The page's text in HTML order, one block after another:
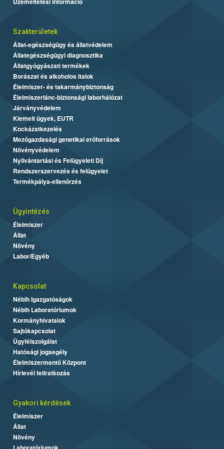
Szakterületek
Állat-egészségügy és állatvédelem
Állategészségügyi diagnosztika
Állatgyógyászati termékek
Borászat és alkoholos italok
Élelmiszer- és takarmánybiztonság
Élelmiszerlánc-biztonsági laborhálózat
Járványvédelem
Kiemelt ügyek, EUTR
Kockázatkezelés
Mezőgazdasági genetikai erőforrások
Növényvédelem
Nyilvántartási és Felügyeleti Díj
Rendszerszervezés és felügyelet
Termékpálya-ellenőrzés
Ügyintézés
Élelmiszer
Állat
Növény
Labor/Egyéb
Kapcsolat
Nébih Igazgatóságok
Nébih Laboratóriumok
Kormányhivatalok
Sajtókapcsolat
Ügyfélszolgálat
Hatósági jogsegély
Élelmiszermentő Központ
Hírlevél feliratkozás
Gyakori kérdések
Élelmiszer
Állat
Növény